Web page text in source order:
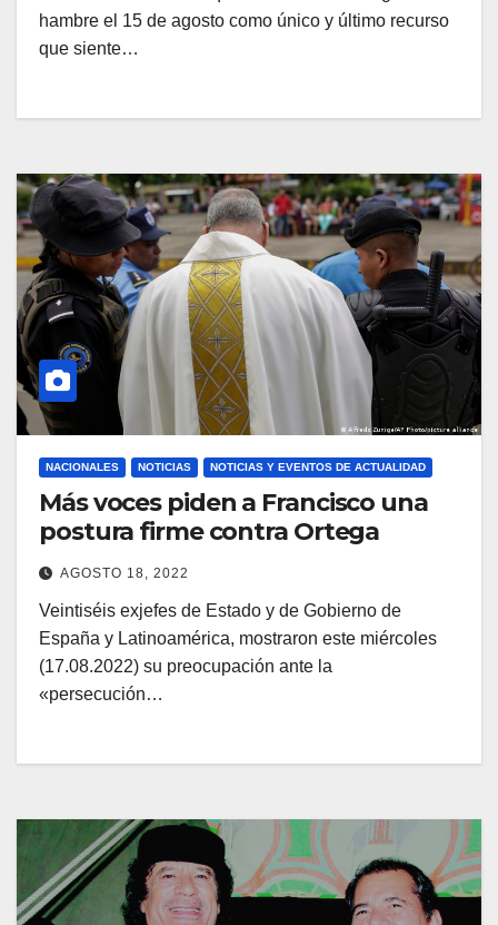
hambre el 15 de agosto como único y último recurso
que siente…
NACIONALES NOTICIAS NOTICIAS Y EVENTOS DE ACTUALIDAD
Más voces piden a Francisco una
postura firme contra Ortega
AGOSTO 18, 2022
Veintiséis exjefes de Estado y de Gobierno de
España y Latinoamérica, mostraron este miércoles
(17.08.2022) su preocupación ante la
«persecución…